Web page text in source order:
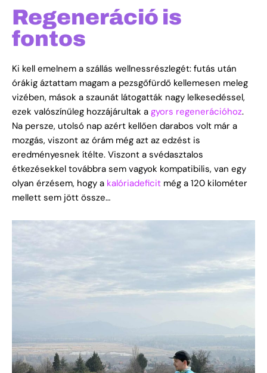
Regeneráció is
fontos
Ki kell emelnem a szállás wellnessrészlegét: futás után
órákig áztattam magam a pezsgőfürdő kellemesen meleg
vizében, mások a szaunát látogatták nagy lelkesedéssel,
ezek valószínűleg hozzájárultak a gyors regenerációhoz.
Na persze, utolsó nap azért kellően darabos volt már a
mozgás, viszont az órám még azt az edzést is
eredményesnek ítélte. Viszont a svédasztalos
étkezésekkel továbbra sem vagyok kompatibilis, van egy
olyan érzésem, hogy a kalóriadeficit még a 120 kilométer
mellett sem jött össze…